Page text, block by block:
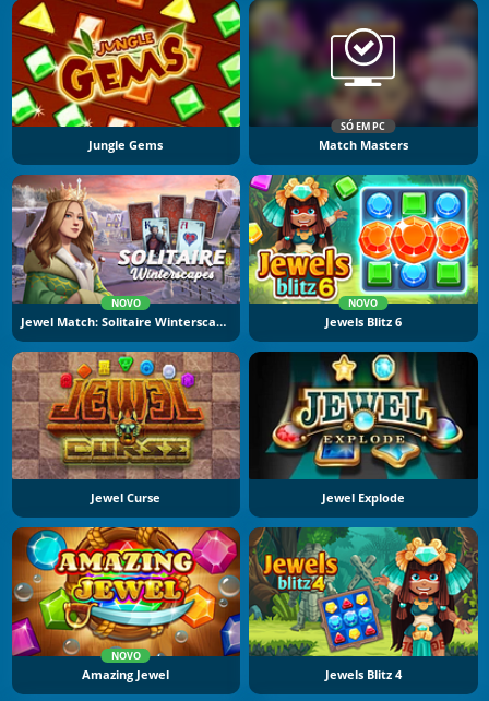
Jungle Gems
SÓ EM PC
Match Masters
NOVO
Jewel Match: Solitaire Winterscapes
NOVO
Jewels Blitz 6
Jewel Curse Jewel Explode
NOVO
Amazing Jewel Jewels Blitz 4